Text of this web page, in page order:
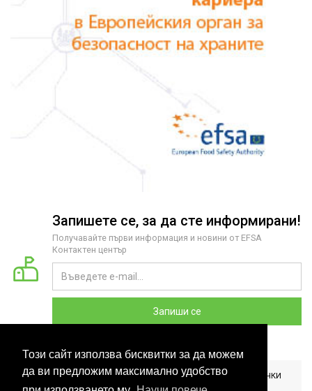
Този сайт използва бисквитки за да можем
да ви предложим максимално удобство
Запишете се, за да сте информирани!
Получавайте първи информация и новини от EFSA
Контактен център
Запиши се
2026 COPYRIGHT © EFSA КОНТАКТЕН ЦЕНТЪР БЪЛГАРИЯ. ВСИЧКИ
ПРАВА ЗАПАЗЕНИ. РАЗРАБОТЕНО ОТ